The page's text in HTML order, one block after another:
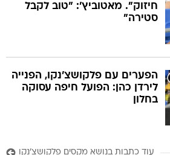
חיזוק". מאטוביץ': "טוב לקבל
סטירה"
הפערים עם פלקושצ'נקו, הפנייה
לירדן כהן: הפועל חיפה עסוקה
בחלון
עוד כתבות בנושא מקסים פלקושצ'נקו